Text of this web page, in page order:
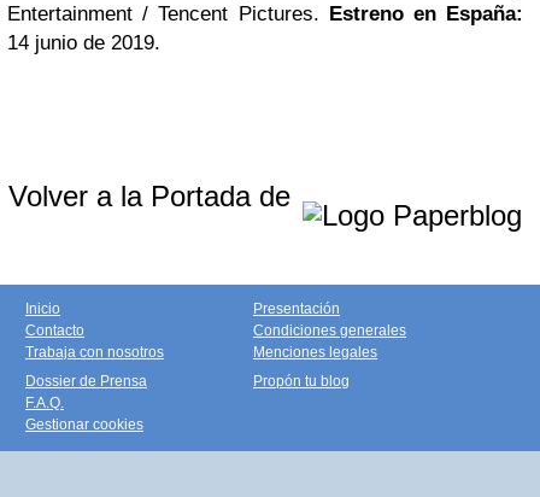
Entertainment / Tencent Pictures. Estreno en España:
14 junio de 2019.
Volver a la Portada de
Inicio
Contacto
Trabaja con nosotros
Presentación
Condiciones generales
Menciones legales
Dossier de Prensa
F.A.Q.
Gestionar cookies
Propón tu blog